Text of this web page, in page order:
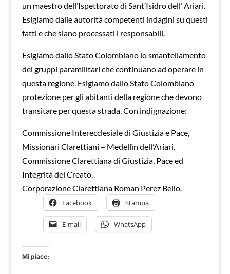
un maestro dell’Ispettorato di Sant’Isidro dell’ Ariari.
Esigiamo dalle autorità competenti indagini su questi
fatti e che siano processati i responsabili.
Esigiamo dallo Stato Colombiano lo smantellamento
dei gruppi paramilitari che continuano ad operare in
questa regione. Esigiamo dallo Stato Colombiano
protezione per gli abitanti della regione che devono
transitare per questa strada. Con indignazione:
Commissione Interecclesiale di Giustizia e Pace,
Missionari Clarettiani – Medellìn dell’Ariari.
Commissione Clarettiana di Giustizia, Pace ed
Integrità del Creato.
Corporazione Clarettiana Roman Perez Bello.
Facebook Stampa
E-mail WhatsApp
Mi piace: